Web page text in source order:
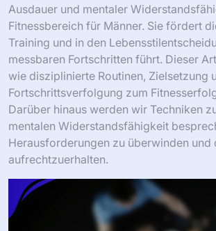
Ausdauer und mentaler
Fitnessbereich für Männer. Sie fördert
Training und in den
messbaren Fortschritten führt. Dieser
wie disziplinierte Routinen, Zielsetzung
Fortschrittsverfolgung zum
Darüber hinaus werden wir Techniken
mentalen Widerstandsfähigkeit
Herausforderungen zu überwinden und
aufrechtzuerhalten.